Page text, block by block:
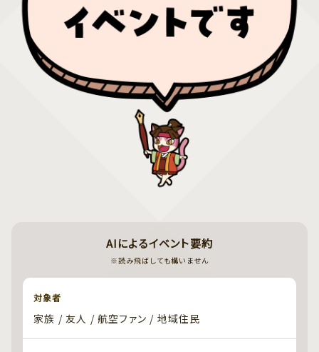
AIによるイベント要約
※読み飛ばしても構いません
対象者
家族 / 友人 / 航空ファン / 地域住民